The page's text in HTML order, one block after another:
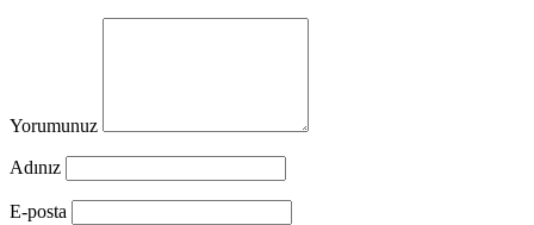
Yorumunuz
Adınız
E-posta